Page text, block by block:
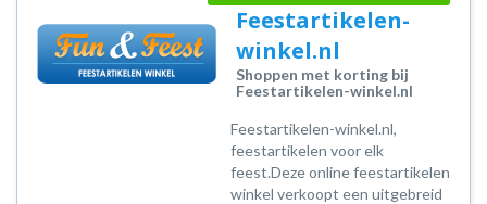
Feestartikelen-
winkel.nl
Shoppen met korting bij
Feestartikelen-winkel.nl
Feestartikelen-winkel.nl,
feestartikelen voor elk
feest.Deze online feestartikelen
winkel verkoopt een uitgebreid